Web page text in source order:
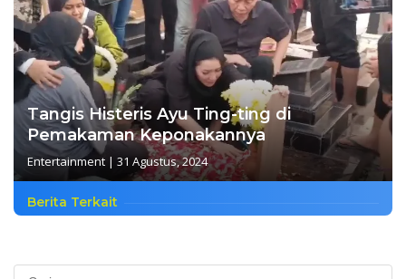
Tangis Histeris Ayu Ting-ting di
Pemakaman Keponakannya
Entertainment | 31 Agustus, 2024
Berita Terkait
Cari